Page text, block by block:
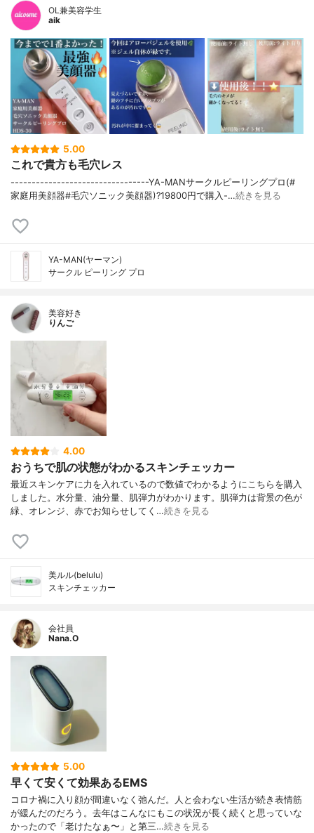
OL兼美容学生
aik
5.00
これで貴方も毛穴レス
---------------------------------YA-MANサークルピーリングプロ(#
家庭用美顔器#毛穴ソニック美顔器)?19800円で購入-…続きを見る
YA-MAN(ヤーマン)
サークル ピーリング プロ
美容好き
りんご
4.00
おうちで肌の状態がわかるスキンチェッカー
最近スキンケアに力を入れているので数値でわかるようにこちらを購入
しました。水分量、油分量、肌弾力がわかります。肌弾力は背景の色が
緑、オレンジ、赤でお知らせしてく…続きを見る
美ルル(belulu)
スキンチェッカー
会社員
Nana.O
5.00
早くて安くて効果あるEMS
コロナ禍に入り顔が間違いなく弛んだ。人と会わない生活が続き表情筋
が緩んだのだろう。去年はこんなにもこの状況が長く続くと思っていな
かったので「老けたなぁ〜」と第三…続きを見る